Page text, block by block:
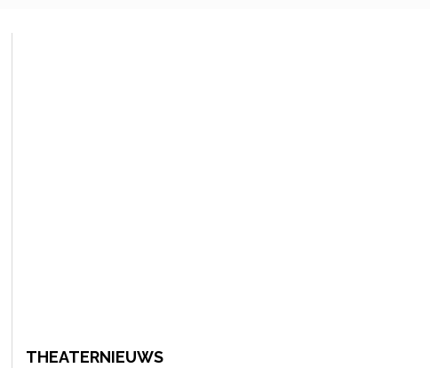
THEATERNIEUWS